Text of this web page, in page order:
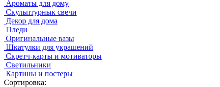
Ароматы для дому
Скульптурнык свечи
Декор для дома
Пледи
Оригинальные вазы
Шкатулки для украшений
Скретч-карты и мотиваторы
Светильники
Картины и постеры
Сортировка: